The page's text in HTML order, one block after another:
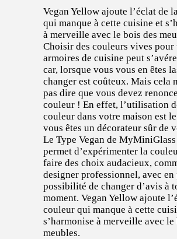
Vegan Yellow ajoute l’éclat de
qui manque à cette cuisine et
à merveille avec le bois des
Choisir des couleurs vives pour
armoires de cuisine peut
car, lorsque vous vous en êtes
changer est coûteux. Mais cela
pas dire que vous devez
couleur ! En effet, l’utilisation
couleur dans votre maison est
vous êtes un décorateur sûr de
Le Type Vegan de
permet d’expérimenter la
faire des choix audacieux,
designer professionnel, avec
possibilité de changer d’avis à
moment. Vegan Yellow ajoute
couleur qui manque à cette
s’harmonise à merveille avec le
meubles.